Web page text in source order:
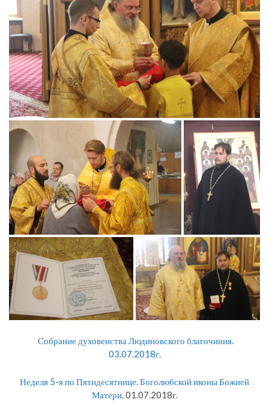
Собрание духовенства Людиновского благочиния.
03.07.2018г.
Неделя 5-я по Пятидесятнице. Боголюбской иконы Божией
Матери. 01.07.2018г.